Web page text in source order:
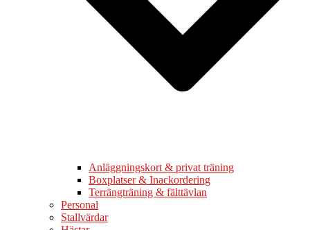
Anläggningskort & privat träning
Boxplatser & Inackordering
Terrängträning & fälttävlan
Personal
Stallvärdar